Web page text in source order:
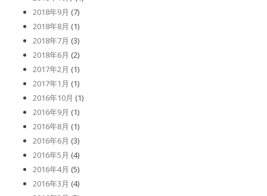
2018年9月 (7)
2018年8月 (1)
2018年7月 (3)
2018年6月 (2)
2017年2月 (1)
2017年1月 (1)
2016年10月 (1)
2016年9月 (1)
2016年8月 (1)
2016年6月 (3)
2016年5月 (4)
2016年4月 (5)
2016年3月 (4)